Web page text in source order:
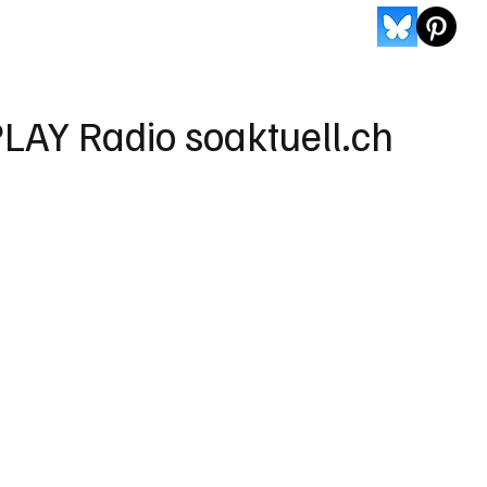
Radio soaktuell.ch